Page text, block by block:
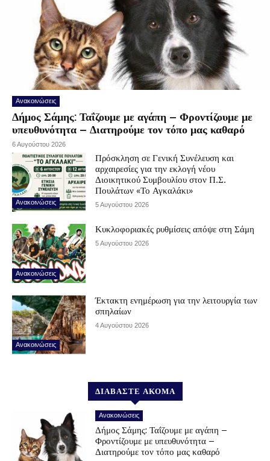
Ανακοινώσεις
Δήμος Σάμης: Ταΐζουμε με αγάπη – Φροντίζουμε με
υπευθυνότητα – Διατηρούμε τον τόπο μας καθαρό
6 Αυγούστου 2026
Ανακοινώσεις
Πρόσκληση σε Γενική Συνέλευση και
αρχαιρεσίες για την εκλογή νέου
Διοικητικού Συμβουλίου στον Π.Σ.
Πουλάτων «Το Αγκαλάκι»
5 Αυγούστου 2026
Ανακοινώσεις
Κυκλοφοριακές ρυθμίσεις απόψε στη Σάμη
5 Αυγούστου 2026
Ανακοινώσεις
Έκτακτη ενημέρωση για την λειτουργία των
σπηλαίων
4 Αυγούστου 2026
ΔΙΑΒΑΣΤΕ ΑΚΟΜΑ
Ανακοινώσεις
Δήμος Σάμης: Ταΐζουμε με αγάπη –
Φροντίζουμε με υπευθυνότητα –
Διατηρούμε τον τόπο μας καθαρό